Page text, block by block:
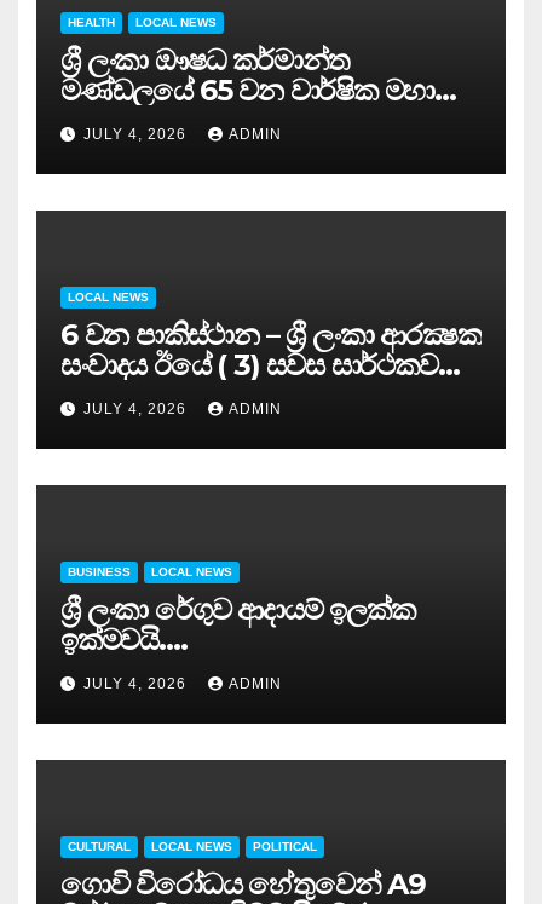
HEALTH LOCAL NEWS
ශ්‍රී ලංකා ඖෂධ කර්මාන්ත
මණ්ඩලයේ 65 වන වාර්ෂික මහා
සමුළුව සෞඛ්‍ය නියෝජ්‍ය
අමාත්‍යවරයාගේ ප්‍රධානත්වයෙන්……
JULY 4, 2026 ADMIN
LOCAL NEWS
6 වන පාකිස්ථාන – ශ්‍රී ලංකා ආරක්‍ෂක
සංවාදය ඊයේ ( 3) සවස සාර්ථකව
අවසන් කරයි..
JULY 4, 2026 ADMIN
BUSINESS LOCAL NEWS
ශ්‍රී ලංකා රේගුව ආදායම් ඉලක්ක
ඉක්මවයි….
JULY 4, 2026 ADMIN
CULTURAL LOCAL NEWS POLITICAL
ගොවි විරෝධය හේතුවෙන් A9